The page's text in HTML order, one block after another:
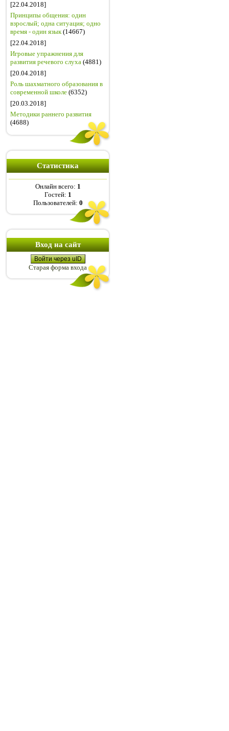
[22.04.2018]
Принципы общения: один
взрослый; одна ситуация; одно
время - один язык(14667)
[22.04.2018]
Игровые упражнения для
развития речевого слуха (4881)
[20.04.2018]
Роль шахматного образования в
современной школе (6352)
[20.03.2018]
Методики раннего развития
(4688)
Статистика
Онлайн всего: 1
Гостей: 1
Пользователей: 0
Вход на сайт
Войти через uID
Старая форма входа